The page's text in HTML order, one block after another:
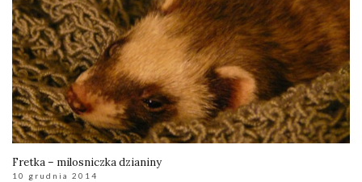
Fretka – milosniczka dzianiny
10 grudnia 2014